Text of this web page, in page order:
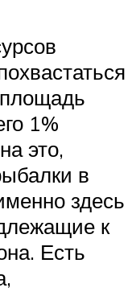
1%
это,
в
здесь
к
Есть